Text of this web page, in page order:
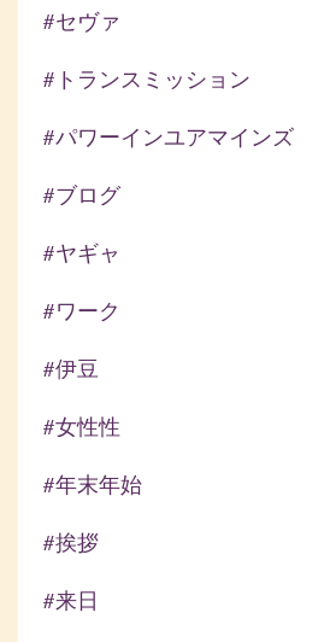
#セヴァ
#トランスミッション
#パワーインユアマインズ
#ブログ
#ヤギャ
#ワーク
#伊豆
#女性性
#年末年始
#挨拶
#来日